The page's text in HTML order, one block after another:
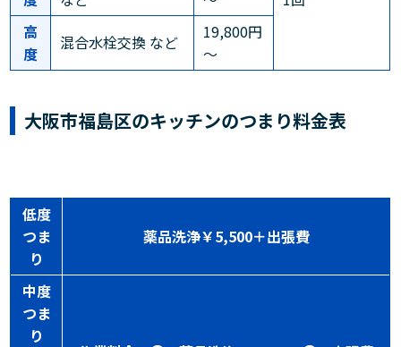
高
度
混合水栓交換 など
19,800円
～
大阪市福島区のキッチンのつまり料金表
低度
つま
り
薬品洗浄￥5,500＋出張費
中度
つま
り